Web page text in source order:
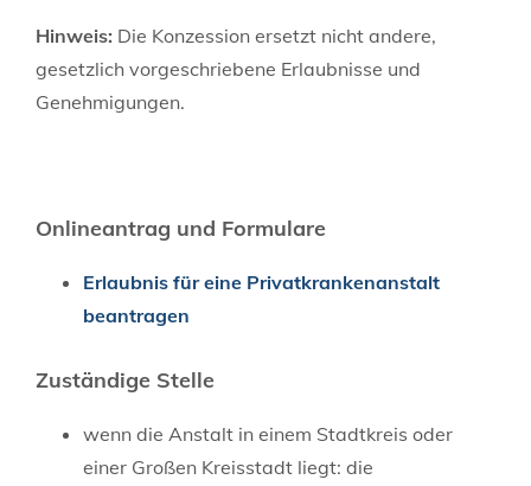
Hinweis: Die Konzession ersetzt nicht andere,
gesetzlich vorgeschriebene Erlaubnisse und
Genehmigungen.
Onlineantrag und Formulare
Erlaubnis für eine Privatkrankenanstalt
beantragen
Zuständige Stelle
wenn die Anstalt in einem Stadtkreis oder
einer Großen Kreisstadt liegt: die